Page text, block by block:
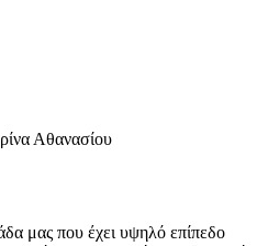
Αθανασίου
μας που έχει υψηλό επίπεδο